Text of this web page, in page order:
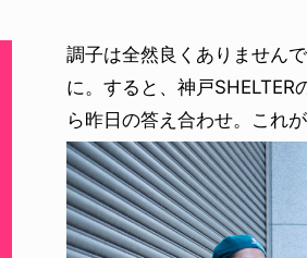
調子は全然良くありません
に。すると、神戸
ら昨日の答え合わせ。これ